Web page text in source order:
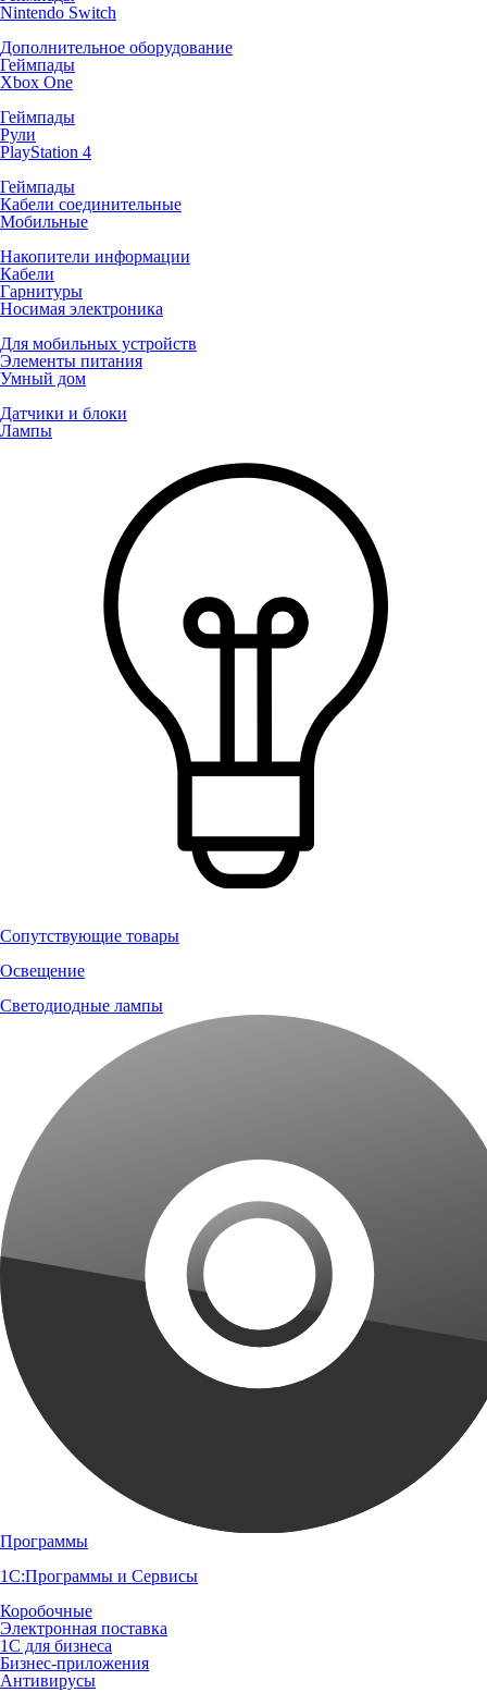
Nintendo Switch
Дополнительное оборудование
Геймпады
Xbox One
Геймпады
Рули
PlayStation 4
Геймпады
Кабели соединительные
Мобильные
Накопители информации
Кабели
Гарнитуры
Носимая электроника
Для мобильных устройств
Элементы питания
Умный дом
Датчики и блоки
Лампы
Сопутствующие товары
Освещение
Светодиодные лампы
Программы
1С:Программы и Сервисы
Коробочные
Электронная поставка
1С для бизнеса
Бизнес-приложения
Антивирусы